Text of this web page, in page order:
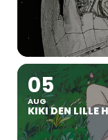
05
AUG
KIKI DEN LILLE